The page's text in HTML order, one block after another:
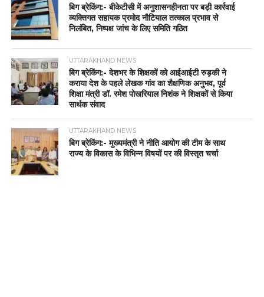
बिग ब्रेकिंग:- बीकेटीसी में अनुशासनहीनता पर बड़ी कार्रवाई
व्यक्तिगत सहायक प्रमोद नौटियाल तत्काल प्रभाव से
निलंबित, निष्पक्ष जांच के लिए समिति गठित
UTTARAKHAND NEWS
बिग ब्रेकिंग:- देशभर के शिक्षकों को आईआईटी रुड़की ने
कराया देश के पहले लेखक गांव का शैक्षणिक अनुभव, पूर्व
शिक्षा मंत्री डॉ. रमेश पोखरियाल निशंक ने शिक्षकों से किया
सार्थक संवाद
UTTARAKHAND NEWS
बिग ब्रेकिंग:- मुख्यमंत्री ने नीति आयोग की टीम के साथ
राज्य के विकास के विभिन्न विषयों पर की विस्तृत चर्चा